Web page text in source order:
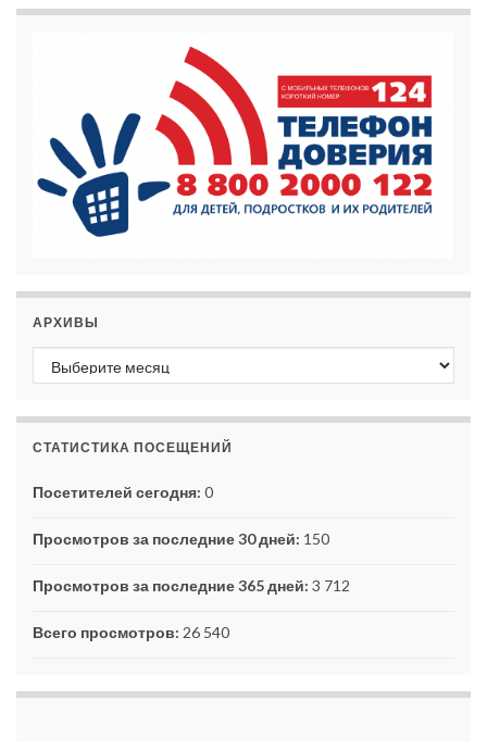
АРХИВЫ
Архивы
СТАТИСТИКА ПОСЕЩЕНИЙ
Посетителей сегодня: 0
Просмотров за последние 30 дней: 150
Просмотров за последние 365 дней: 3 712
Всего просмотров: 26 540